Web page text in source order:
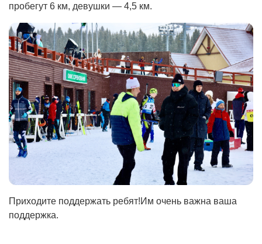
пробегут 6 км, девушки — 4,5 км.
Приходите поддержать ребят!Им очень важна ваша
поддержка.